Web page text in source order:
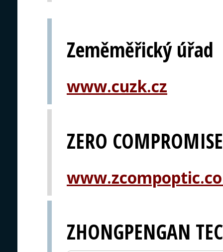
Zeměměřický úřad
www.cuzk.cz
ZERO
ZHONGPENGAN